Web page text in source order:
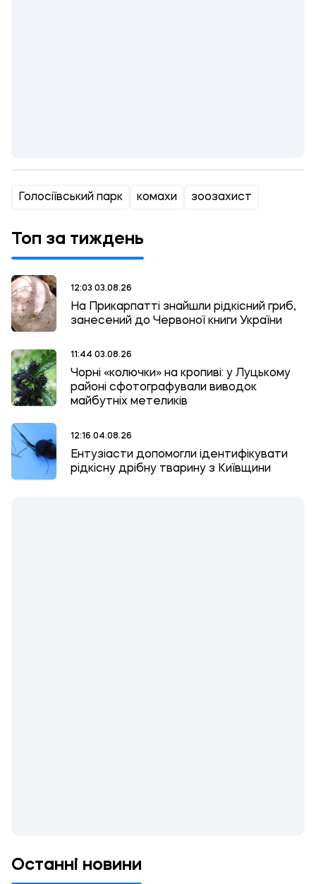
Голосіївський парк комахи зоозахист
Топ за тиждень
12:03 03.08.26
На Прикарпатті знайшли рідкісний гриб,
занесений до Червоної книги України
11:44 03.08.26
Чорні «колючки» на кропиві: у Луцькому
районі сфотографували виводок
майбутніх метеликів
12:16 04.08.26
Ентузіасти допомогли ідентифікувати
рідкісну дрібну тварину з Київщини
Останні новини